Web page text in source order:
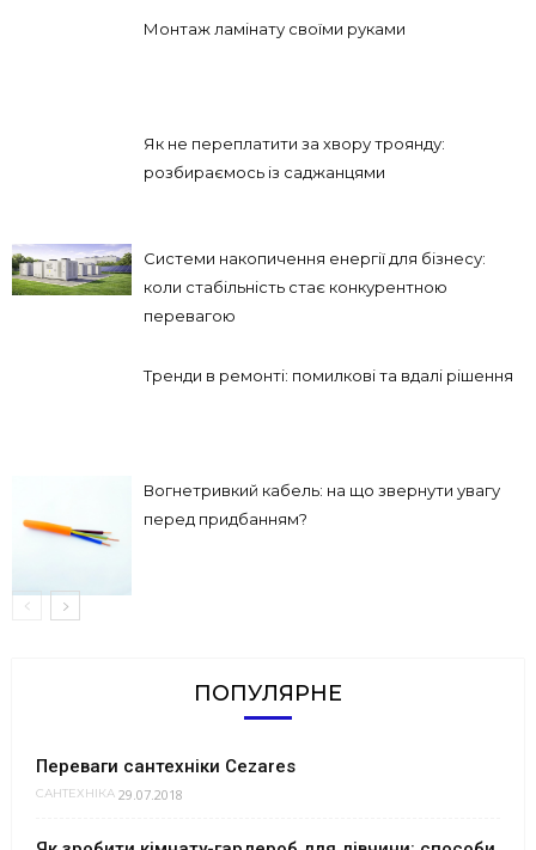
Монтаж ламінату своїми руками
Як не переплатити за хвору троянду:
розбираємось із саджанцями
Системи накопичення енергії для бізнесу:
коли стабільність стає конкурентною
перевагою
Тренди в ремонті: помилкові та вдалі рішення
Вогнетривкий кабель: на що звернути увагу
перед придбанням?
ПОПУЛЯРНЕ
Переваги сантехніки Cezares
САНТЕХНІКА 29.07.2018